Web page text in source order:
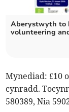
Aberystwyth to
volunteering
Mynediad: £10
cynradd.
580389, Nia